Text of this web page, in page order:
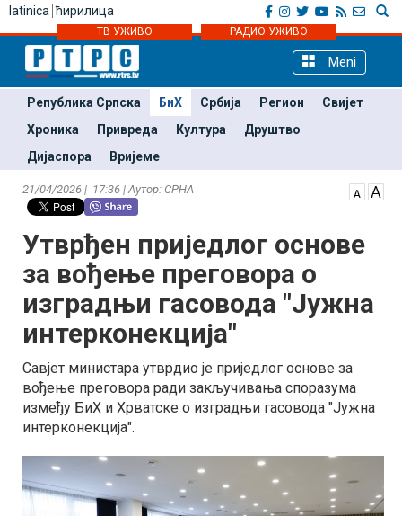
latinica ћирилица
ТВ УЖИВО РАДИО УЖИВО
Meni
Република Српска БиХ Србија Регион
Свијет
Хроника
Привреда Култура
Друштво
Дијаспора
Вријеме
21/04/2026 | 17:36 | Аутор: СРНА
Утврђен приједлог основе
за вођење преговора о
изградњи гасовода "Јужна
интерконекција"
Савјет министара утврдио је приједлог основе за
вођење преговора ради закључивања споразума
између БиХ и Хрватске о изградњи гасовода "Јужна
интерконекција".